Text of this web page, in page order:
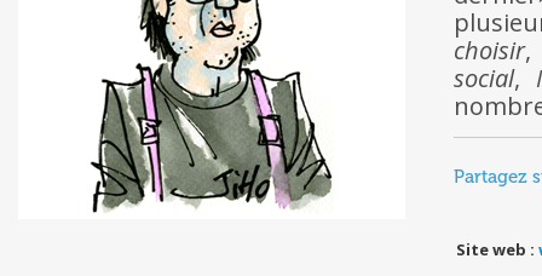
choisir,
social,
Partagez
Site web :